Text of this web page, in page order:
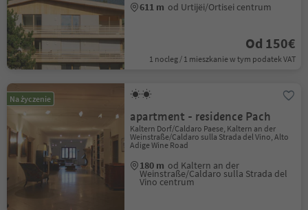
611 m od Urtijëi/Ortisei centrum
Od 150€
1 nocleg / 1 mieszkanie w tym podatek VAT
Na życzenie
apartment - residence Pach
Kaltern Dorf/Caldaro Paese, Kaltern an der
Weinstraße/Caldaro sulla Strada del Vino, Alto
Adige Wine Road
180 m od Kaltern an der
Weinstraße/Caldaro sulla Strada del
Vino centrum